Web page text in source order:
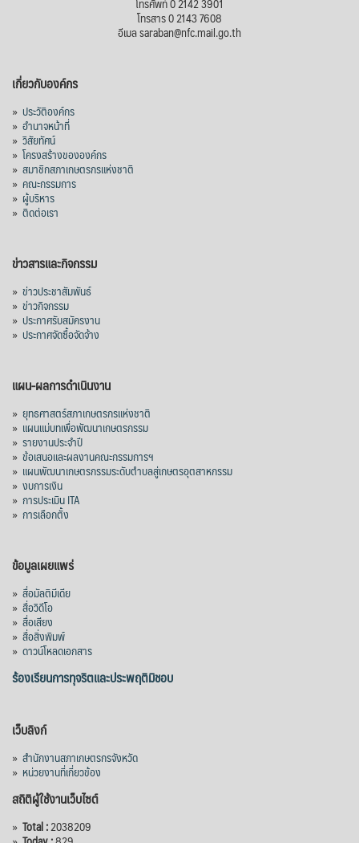
โทรสาร 0 2143 7608
อีเมล saraban@nfc.mail.go.th
เกี่ยวกับองค์กร
» ประวัติองค์กร
» อำนาจหน้าที่
» วิสัยทัศน์
» โครงสร้างขององค์กร
» สมาชิกสภาเกษตรกรแห่งชาติ
» คณะกรรมการ
» ผู้บริหาร
» ติดต่อเรา
ข่าวสารและกิจกรรม
» ข่าวประชาสัมพันธ์
» ข่าวกิจกรรม
» ประกาศรับสมัครงาน
» ประกาศจัดซื้อจัดจ้าง
แผน-ผลการดำเนินงาน
» ยุทธศาสตร์สภาเกษตรกรแห่งชาติ
» แผนแม่บทเพื่อพัฒนาเกษตรกรรม
» รายงานประจำปี
» ข้อเสนอและผลงานคณะกรรมการฯ
» แผนพัฒนาเกษตรกรรมระดับตำบลสู่เกษตรอุตสาหกรรม
» งบการเงิน
» การประเมิน ITA
» การเลือกตั้ง
ข้อมูลเผยแพร่
» สื่อมัลติมีเดีย
» สื่อวิดีโอ
» สื่อเสียง
» สื่อสิ่งพิมพ์
» ดาวน์โหลดเอกสาร
ร้องเรียนการทุจริตและประพฤติมิชอบ
เว็บลิงก์
» สำนักงานสภาเกษตรกรจังหวัด
» หน่วยงานที่เกี่ยวข้อง
สถิติผู้ใช้งานเว็บไซต์
» Total :2038209